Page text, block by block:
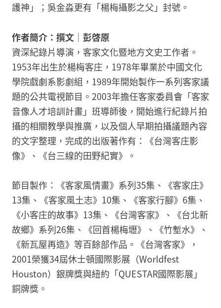
護神」；吳金淼更有「楊梅攝影之父」封號。
作者簡介：撰文｜彭啓原
資深紀錄片導演，客家文化暨地方文史工作者。
1953年出生於楊梅客庄，1978年畢業於中國文化
學院戲劇系影劇組，1989年開始製作一系列客家議
題的公共電視節目。2003年擔任客家委員會「客家
音像人才培訓計畫」班導師後，開始進行紀錄片拍
攝的相關教學與推廣，以及個人早期拍攝議題內容
的文字整理，完成的出版著作有：《台灣客庄影
像》、《台三線的田野紀實》。
節目製作：《客家風情畫》系列35集、《客家庄》
13集、《客家風土志》10集、《客家行腳》6集、
《小客庄的故事》13集、《台灣客家》、《台北新
故鄉》系列26集、《回首楊梅壢》、《竹塹水》、
《新瓦屋再造》等百餘部作品。《台灣客家》，
2001榮獲34屆休士頓國際影展（Worldfest
Houston）銀牌獎與紐約「QUESTAR國際影展」
銅牌獎。